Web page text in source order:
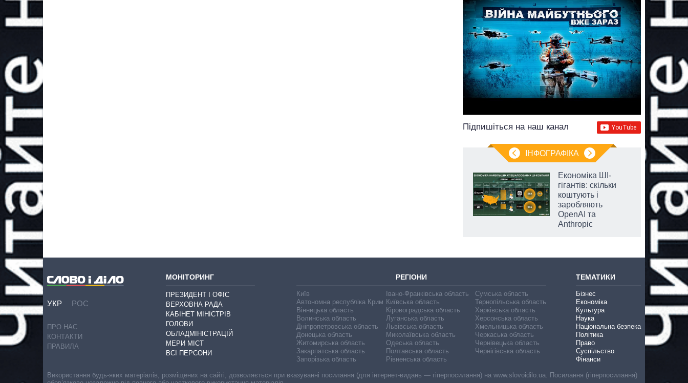
Підпишіться на наш канал
ІНФОГРАФІКА
Економіка ШІ-
гігантів: скільки
коштують і
заробляють
OpenAI та
Anthropic
УКР РОС
ПРО НАС
КОНТАКТИ
ПРАВИЛА
МОНІТОРИНГ
ПРЕЗИДЕНТ І ОФІС
ВЕРХОВНА РАДА
КАБІНЕТ МІНІСТРІВ
ГОЛОВИ
ОБЛАДМІНІСТРАЦІЙ
МЕРИ МІСТ
ВСІ ПЕРСОНИ
РЕГІОНИ
Київ
Автономна республіка Крим
Вінницька область
Волинська область
Дніпропетровська область
Донецька область
Житомирська область
Закарпатська область
Запорізька область
Івано-Франківська область
Київська область
Кіровоградська область
Луганська область
Львівська область
Миколаївська область
Одеська область
Полтавська область
Рівненська область
Сумська область
Тернопільська область
Харківська область
Херсонська область
Хмельницька область
Черкаська область
Чернівецька область
Чернігівська область
ТЕМАТИКИ
Бізнес
Економіка
Культура
Наука
Національна безпека
Політика
Право
Суспільство
Фінанси
Використання будь-яких матеріалів, розміщених на сайті, дозволяється при вказуванні посилання (для інтернет-видань — гіперпосилання) на www.slovoidilo.ua. Посилання (гіперпосилання)